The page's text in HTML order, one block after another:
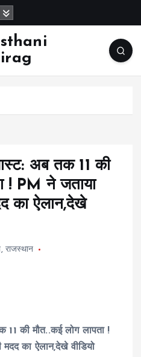
अब तक 11 की
! PM ने जताया
का ऐलान,देखे
, राजस्थान
की मौत..कई लोग लापता !
का ऐलान,देखे वीडियो